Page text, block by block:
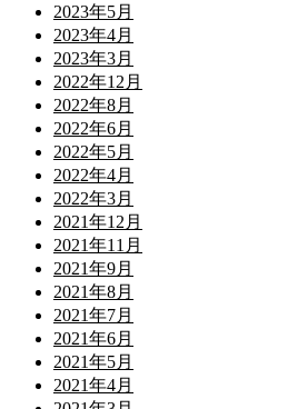
2023年5月
2023年4月
2023年3月
2022年12月
2022年8月
2022年6月
2022年5月
2022年4月
2022年3月
2021年12月
2021年11月
2021年9月
2021年8月
2021年7月
2021年6月
2021年5月
2021年4月